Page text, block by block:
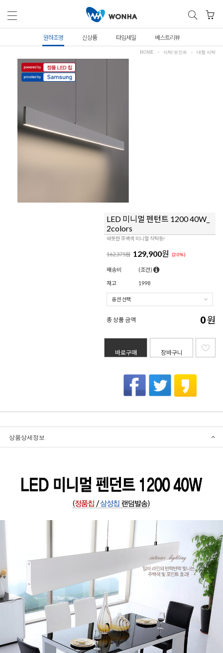
원하조명 신상품 타임세일 베스트리뷰
HOME 식탁/포인트 대형 식탁
LED 미니멀 펜턴트 1200 40W_
2colors
따뜻한 주백색 미니멀 식탁등!
162,375원 129,900원 (20%)
배송비 (조건)
재고 1998
총 상품 금액 0원
바로구매 장바구니
상품상세정보